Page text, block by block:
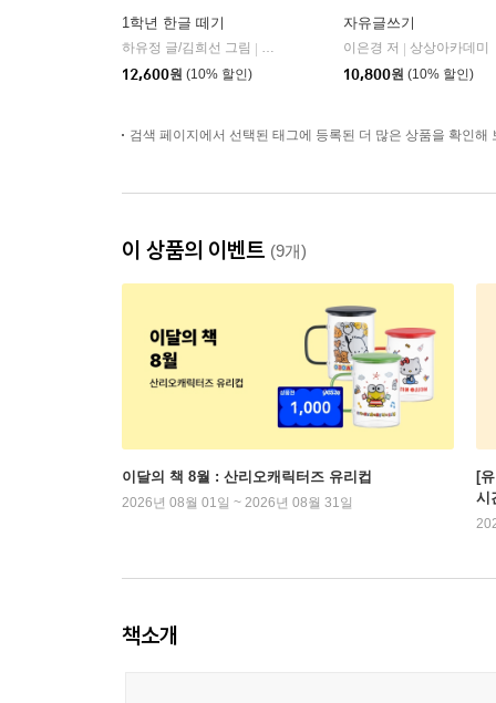
1학년 한글 떼기
하유정 글/김희선 그림
한빛에듀
12,600원 (10% 할인)
자유글쓰기
이은경 저
상상아카데미
10,800원 (10% 할인)
검색 페이지에서 선택된 태그에 등록된 더 많은 상품을 확인해
이 상품의 이벤트 (9개)
이달의 책 8월 : 산리오캐릭터즈 유리컵
2026년 08월 01일 ~ 2026년 08월 31일
[
시
책소개